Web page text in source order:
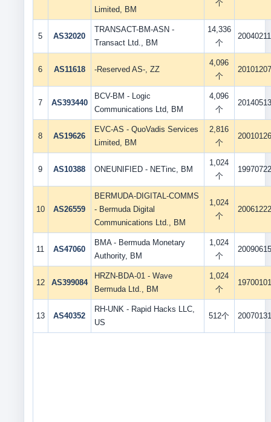
Limited, BM
个
5 AS32020
TRANSACT-BM-ASN -
Transact Ltd., BM
14,336
个
20040211
6 AS11618 -Reserved AS-, ZZ
4,096
个
20101207
7 AS393440
BCV-BM - Logic
Communications Ltd, BM
4,096
个
20140513
8 AS19626
EVC-AS - QuoVadis Services
Limited, BM
2,816
个
20010126
9 AS10388 ONEUNIFIED - NETinc, BM
1,024
个
19970722
10 AS26559
BERMUDA-DIGITAL-COMMS
- Bermuda Digital
Communications Ltd., BM
1,024
个
20061222
11 AS47060
BMA - Bermuda Monetary
Authority, BM
1,024
个
20090615
12 AS399084
HRZN-BDA-01 - Wave
Bermuda Ltd., BM
1,024
个
19700101
13 AS40352
RH-UNK - Rapid Hacks LLC,
US
512个 20070131